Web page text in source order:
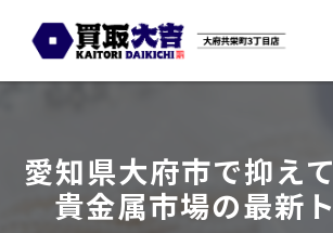
愛知県大府市で抑え
貴金属市場の最新